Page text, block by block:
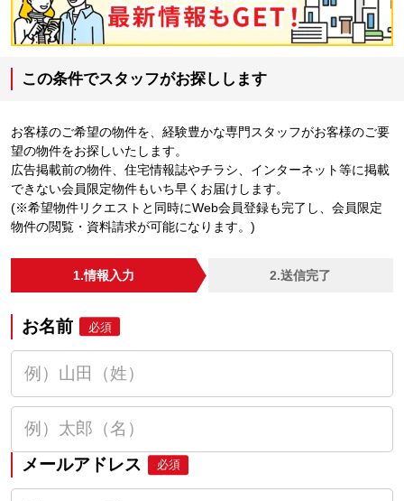
この条件でスタッフがお探しします
お客様のご希望の物件を、経験豊かな専門スタッフがお客様のご要
望の物件をお探しいたします。
広告掲載前の物件、住宅情報誌やチラシ、インターネット等に掲載
できない会員限定物件もいち早くお届けします。
(※希望物件リクエストと同時にWeb会員登録も完了し、会員限定
物件の閲覧・資料請求が可能になります。)
1.情報入力 2.送信完了
お名前 必須
メールアドレス 必須